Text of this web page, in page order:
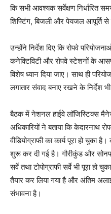
कि सभी आवश्यक सर्वेक्षण निर्धारित
शिफ्टिंग, बिजली और पेयजल आपूर्ति से
उन्होंने निर्देश दिए कि रोपवे
कनेक्टिविटी और रोपवे स्टेशनों के
विशेष ध्यान दिया जाए। साथ ही
लगातार संवाद बनाए रखने के निर्देश
बैठक में नेशनल हाईवे लॉजिस्टिक्स
अधिकारियों ने बताया कि केदारनाथ
वीडियोग्राफी का कार्य पूरा हो चुका
शुरू कर दी गई है। गौरीकुंड और
सर्वे तथा टोपोग्राफी सर्वे भी पूरा हो
तैयार कर लिया गया है और अंतिम
संभावना है।